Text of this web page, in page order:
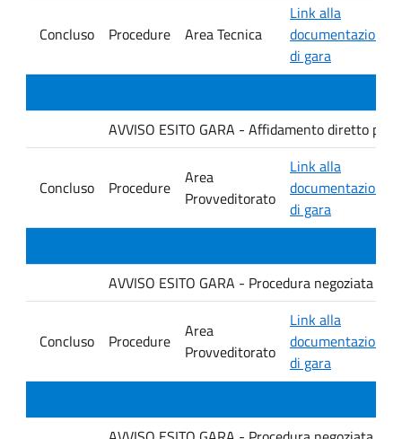
Concluso Procedure Area Tecnica
Link alla
documentazione
di gara
AVVISO ESITO GARA - Affidamento diretto
Concluso Procedure
Area
Provveditorato
Link alla
documentazione
di gara
AVVISO ESITO GARA - Procedura negoziata
Concluso Procedure
Area
Provveditorato
Link alla
documentazione
di gara